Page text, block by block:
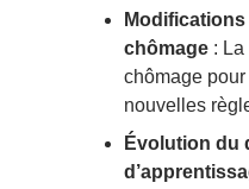
Modifications
chômage : La
chômage
nouvelles
Évolution du